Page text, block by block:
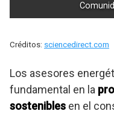
Créditos: sciencedirect.com
Los asesores
fundamental en la
sostenibles en el